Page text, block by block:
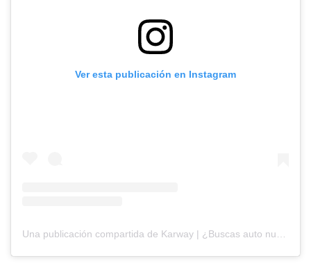
Ver esta publicación en Instagram
Una publicación compartida de Karway | ¿Buscas auto nuevo? (@karway.ec)